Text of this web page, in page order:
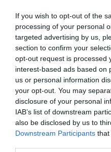
If you wish to opt-out of the
processing of your personal
targeted advertising by us,
section to confirm your
opt-out request is processed
interest-based ads based on
us or personal information
your opt-out. You may
disclosure of your personal
IAB’s list of downstream
also be disclosed by us to
Downstream Participants that
ΣΚΑΪ:
Ομίλου με τον
Γρηγόρη Δ.
ΤΟ ΠΑΡΟΝ: Ρυθμιστής
ο Αντώνης Σαμαράς –